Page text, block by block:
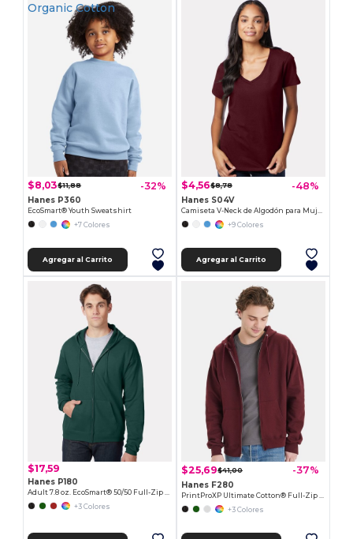
Organic Cotton
$8,03$11,88 -32%
Hanes P360
EcoSmart® Youth Sweatshirt
+7 Colores
Agregar al Carrito
$4,56$8,78 -48%
Hanes S04V
Camiseta V-Neck de Algodón para Mujer Hanes Nano-T
+9 Colores
Agregar al Carrito
$17,59
Hanes P180
+3 Colores
$25,69$41,00 -37%
Hanes F280
+3 Colores